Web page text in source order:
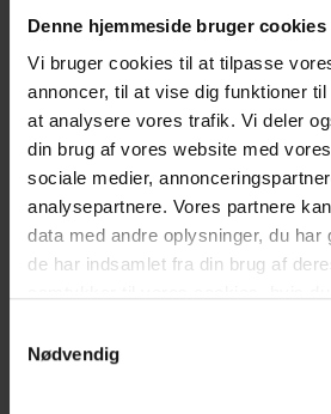
Denne hjemmeside bruger cookies
Vi bruger cookies til at tilpasse
annoncer, til at vise dig funktioner
at analysere vores trafik. Vi deler
din brug af vores website med
sociale medier,
analysepartnere. Vores partnere
data med andre oplysninger, du har
de har indsamlet fra din brug af
Nødvendig
enkeltsenge (á 90x200 cm)
Det er muligt at låne barneseng og
Sengelinned er ikke inkluderet men kan
NÆRMESTE INDKØB:
Bageri 2 km fra ferieboligen.
ferieboligen.
OFFENTLIG TRANSPORT:
Nærmeste station ligger i Oksbøl ca. 10
Gæsterne siger